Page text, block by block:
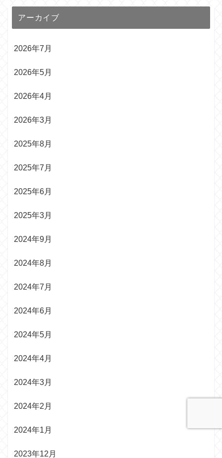
アーカイブ
2026年7月
2026年5月
2026年4月
2026年3月
2025年8月
2025年7月
2025年6月
2025年3月
2024年9月
2024年8月
2024年7月
2024年6月
2024年5月
2024年4月
2024年3月
2024年2月
2024年1月
2023年12月